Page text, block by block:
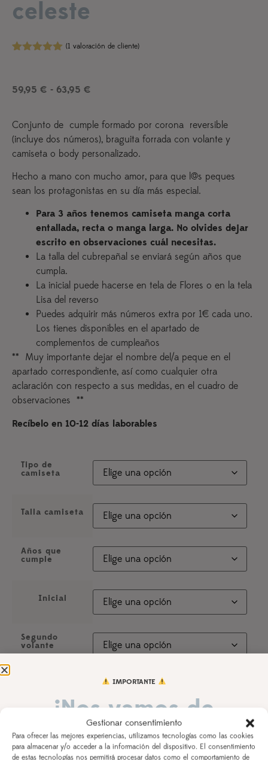
Gestionar consentimiento
Para ofrecer las mejores experiencias, utilizamos tecnologías como las cookies
para almacenar y/o acceder a la información del dispositivo. El consentimiento
de estas tecnologías nos permitirá procesar datos como el comportamiento de
celeste
avaloración
(1 valoración de cliente)
59,95 € - 63,95 €
Conjunto de cumple formado por corona reversible
(incluye dos números), braguita forrada con volante y
camiseta o body personalizado.
Hecho a mano con mucho amor, para que l@s peques
sean los protagonistas en su día más especial.
Para 3 años tenemos camiseta manga corta
entallada, recta o manga larga. No olvides dejar
escrito en observaciones cuál necesitas.
La talla del cubrepañal se enviará según años que
cumpla.
La inicial puede hacerse en tela de Flores o en la tela
Lisa del reverso
Puedes adquirir más números extra por 1€ cada uno.
Los tienes disponibles en el apartado de
complementos de cumpleaños
** Muy importante dejar el nombre del/a peque en el
apartado correspondiente, así como cualquier otra
aclaración con respecto a sus medidas, en el cuadro de
observaciones **
Recíbelo en 10-12 días laborables
Tipo de
camiseta
Talla camiseta
Años que
cumple
Inicial
Segundo
volante
Nombre del peque Indica el nombre de tu peque para la personalización
IMPORTANTE
¡Nos vamos de
vacaciones!